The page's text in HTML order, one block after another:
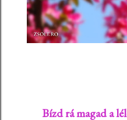
Bízd rá magad a